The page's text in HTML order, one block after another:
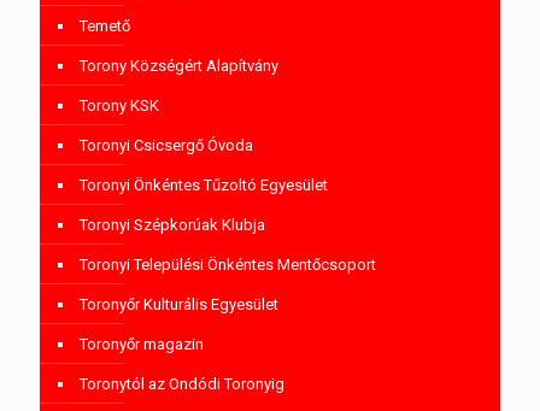
Temető
Torony Községért Alapítvány
Torony KSK
Toronyi Csicsergő Óvoda
Toronyi Önkéntes Tűzoltó Egyesület
Toronyi Szépkorúak Klubja
Toronyi Települési Önkéntes Mentőcsoport
Toronyőr Kulturális Egyesület
Toronyőr magazin
Toronytól az Ondódi Toronyig